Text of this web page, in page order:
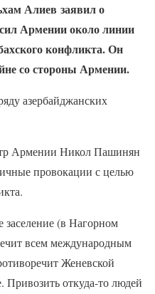
Алиев заявил о
Армении около линии
конфликта. Он
со стороны Армении.
азербайджанских
Армении Никол Пашинян
провокации с целью
заселение (в Нагорном
всем международным
Женевской
Привозить откуда-то людей